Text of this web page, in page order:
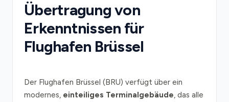
Übertragung von
Erkenntnissen für
Flughafen Brüssel
Der Flughafen Brüssel (BRU) verfügt über ein
modernes, einteiliges Terminalgebäude, das alle